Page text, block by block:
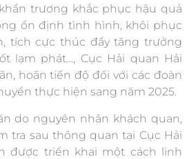
trương khắc phục hậu quả
ổn định tình hình, khôi phục
tích cực thúc đẩy tăng trưởng
lạm phát…, Cục Hải quan Hải
hoãn tiến độ đối với các đoàn
thực hiện sang năm 2025.
do nguyên nhân khách quan,
tra sau thông quan tại Cục Hải
được triển khai một cách linh